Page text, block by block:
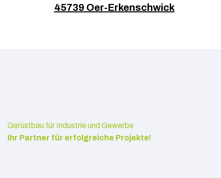
45739 Oer-Erkenschwick
Gerüstbau für Industrie und Gewerbe
Ihr Partner für erfolgreiche Projekte!